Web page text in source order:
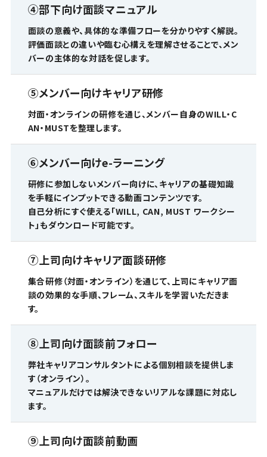
④部下向け面談マニュアル
面談の意義や、具体的な準備フローを分かりやすく解説。
評価面談との違いや臨む心構えを理解させることで、メン
バーの主体的な対話を促します。
⑤メンバー向けキャリア研修
対面・オンラインの研修を通じ、メンバー自身のWILL・C
AN・MUSTを整理します。
⑥メンバー向けe-ラーニング
研修に参加しないメンバー向けに、キャリアの基礎知識
を手軽にインプットできる動画コンテンツです。
自己分析にすぐ使える「WILL, CAN, MUST ワークシー
ト」もダウンロード可能です。
⑦上司向けキャリア面談研修
集合研修（対面・オンライン）を通じて、上司にキャリア面
談の効果的な手順、フレーム、スキルを学習いただきま
す。
⑧上司向け面談前フォロー
弊社キャリアコンサルタントによる個別相談を提供しま
す（オンライン）。
マニュアルだけでは解決できないリアルな課題に対応し
ます。
⑨上司向け面談前動画